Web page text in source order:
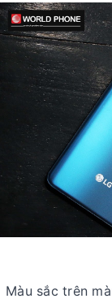
Màu sắc trên